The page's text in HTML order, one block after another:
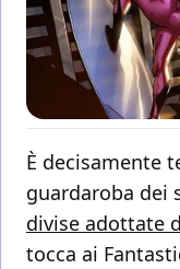
È decisamente
guardaroba dei
divise adottate
tocca ai